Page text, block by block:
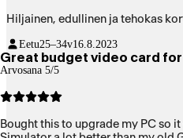
Hiljainen, edullinen ja tehokas
Eetu25–34v16.8.2023
Great budget video card
Arvosana 5/5
Bought this to upgrade my PC so